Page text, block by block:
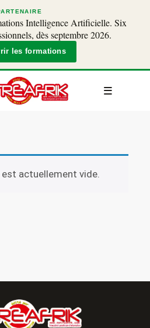
Intelligence Artificielle. Six
dès septembre 2026.
les formations
actuellement vide.